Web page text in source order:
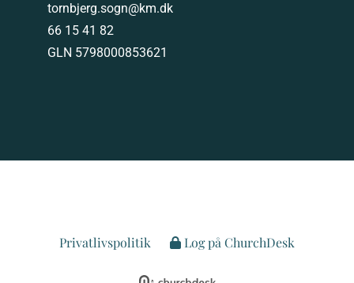
tornbjerg.sogn@km.dk
66 15 41 82
GLN 5798000853621
Privatlivspolitik Log på ChurchDesk